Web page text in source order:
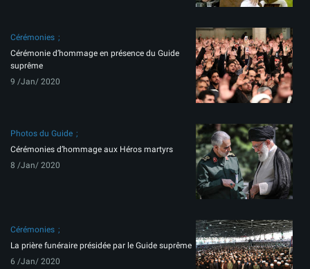
Cérémonies
Cérémonie d’hommage en présence du Guide
suprême
9 /Jan/ 2020
Photos du Guide
Cérémonies d’hommage aux Héros martyrs
8 /Jan/ 2020
Cérémonies
La prière funéraire présidée par le Guide suprême
6 /Jan/ 2020